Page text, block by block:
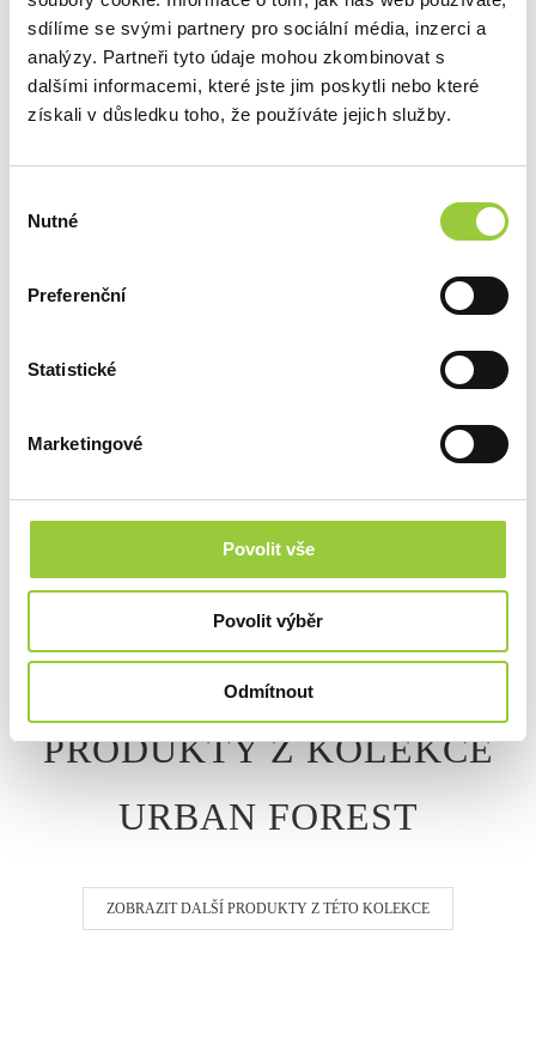
sdílíme se svými partnery pro sociální média, inzerci a
analýzy. Partneři tyto údaje mohou zkombinovat s
dalšími informacemi, které jste jim poskytli nebo které
získali v důsledku toho, že používáte jejich služby.
souhlasu
Nutné
Preferenční
Statistické
Marketingové
Povolit vše
Povolit výběr
Odmítnout
17 364 Kč
Termín dodání: 3 dní
Matrace Venus MP H3 7P
Termín dodání: 3 dní
Kolekce: Urban Forest
Doprava zdarma s
PŘIDAT DO KOŠÍKU
PRODUKTY Z KOLEKCE
URBAN FOREST
ZOBRAZIT DALŠÍ PRODUKTY Z TÉTO KOLEKCE